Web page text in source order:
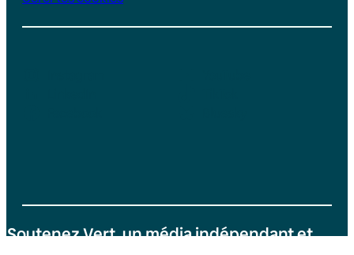
Soutenez Vert, un média indépendant et